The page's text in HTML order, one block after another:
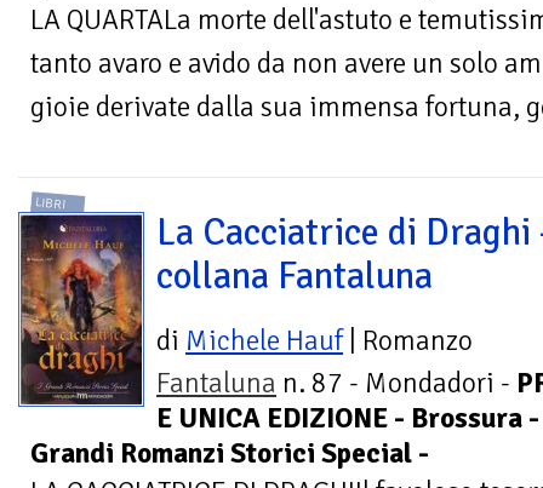
LA QUARTALa morte dell'astuto e
tanto avaro e avido da non avere un solo
gioie derivate dalla sua immensa fortuna,
LIBRI
La Cacciatrice di Draghi
collana Fantaluna
di Michele Hauf| Romanzo
Fantaluna n. 87 - Mondadori -
E UNICA EDIZIONE -
Grandi Romanzi Storici Special -